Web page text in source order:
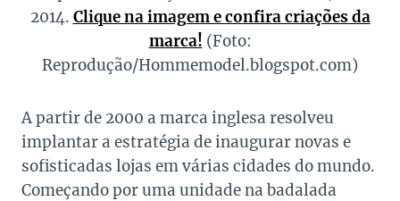
2014. Clique na imagem e confira criações da
marca! (Foto:
Reprodução/Hommemodel.blogspot.com)
A partir de 2000 a marca inglesa resolveu
implantar a estratégia de inaugurar novas e
sofisticadas lojas em várias cidades do mundo.
Começando por uma unidade na badalada